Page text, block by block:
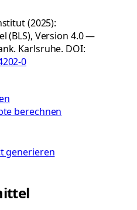
(2025):
(BLS), Version 4.0 —
Karlsruhe. DOI:
0
berechnen
generieren